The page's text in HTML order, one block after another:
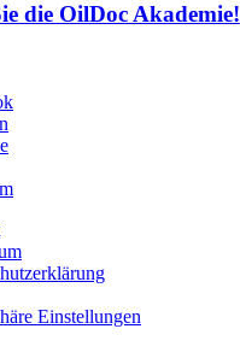
die OilDoc Akademie!
Einstellungen